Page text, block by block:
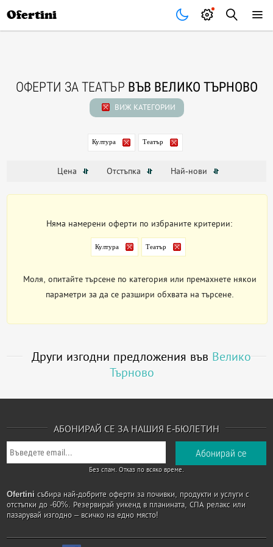
Ofertini
ОФЕРТИ ЗА ТЕАТЪР ВЪВ ВЕЛИКО ТЪРНОВО
ВИЖ КАТЕГОРИИ
Култура Театър
Цена Отстъпка Най-нови
Няма намерени оферти по избраните критерии:
Култура Театър
Моля, опитайте търсене по категория или премахнете някои
параметри за да се разшири обхвата на търсене.
Други изгодни предложения във Велико
Търново
АБОНИРАЙ СЕ ЗА НАШИЯ Е-БЮЛЕТИН
Без спам. Отказ по всяко време.
Ofertini събира най-добрите оферти за почивки, продукти и услуги с
отстъпки до -60%. Резервирай уикенд в планината, СПА релакс или
пазарувай изгодно – всичко на едно място!